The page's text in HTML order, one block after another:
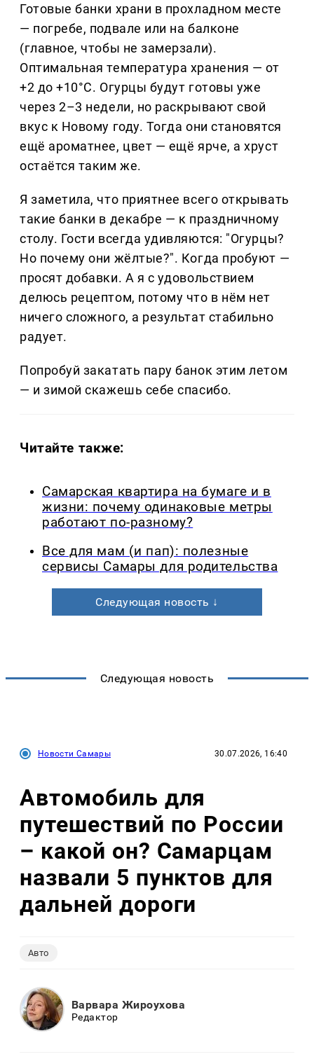
Готовые банки храни в прохладном месте
— погребе, подвале или на балконе
(главное, чтобы не замерзали).
Оптимальная температура хранения — от
+2 до +10°C. Огурцы будут готовы уже
через 2–3 недели, но раскрывают свой
вкус к Новому году. Тогда они становятся
ещё ароматнее, цвет — ещё ярче, а хруст
остаётся таким же.
Я заметила, что приятнее всего открывать
такие банки в декабре — к праздничному
столу. Гости всегда удивляются: "Огурцы?
Но почему они жёлтые?". Когда пробуют —
просят добавки. А я с удовольствием
делюсь рецептом, потому что в нём нет
ничего сложного, а результат стабильно
радует.
Попробуй закатать пару банок этим летом
— и зимой скажешь себе спасибо.
Читайте также:
Самарская квартира на бумаге и в
жизни: почему одинаковые метры
работают по-разному?
Все для мам (и пап): полезные
сервисы Самары для родительства
Следующая новость ↓
Следующая новость
Новости Самары 30.07.2026, 16:40
Автомобиль для
путешествий по России
– какой он? Самарцам
назвали 5 пунктов для
дальней дороги
Авто
Варвара Жироухова
Редактор